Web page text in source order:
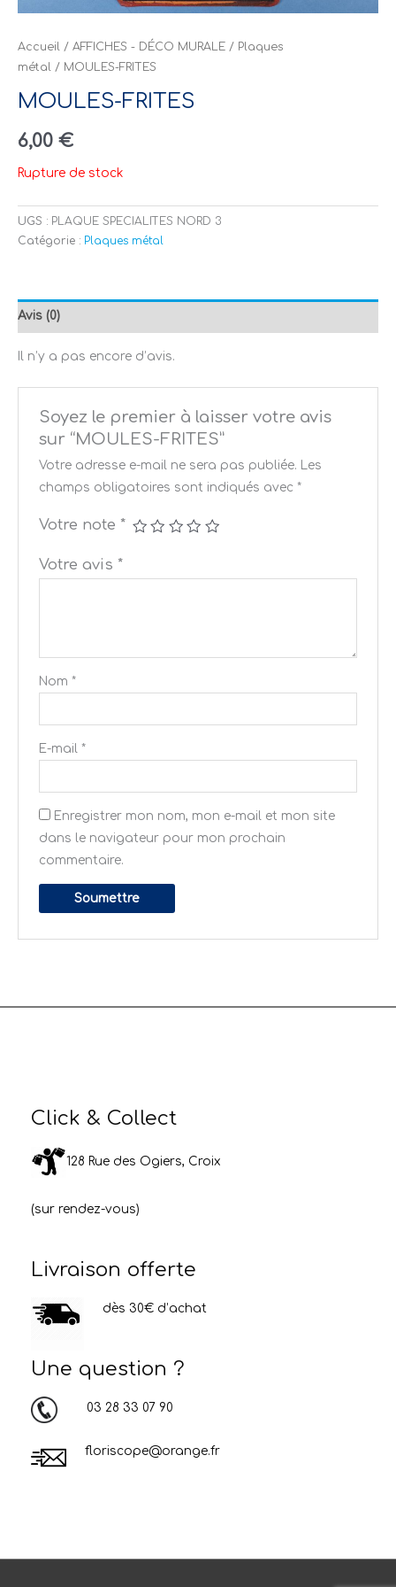
Accueil / AFFICHES - DÉCO MURALE / Plaques
métal / MOULES-FRITES
MOULES-FRITES
6,00 €
Rupture de stock
UGS : PLAQUE SPECIALITES NORD 3
Catégorie : Plaques métal
Avis (0)
Il n’y a pas encore d’avis.
Soyez le premier à laisser votre avis
sur “MOULES-FRITES”
Votre adresse e-mail ne sera pas publiée.
Les
champs obligatoires sont indiqués avec *
Votre note *
Votre avis *
Nom *
E-mail *
Enregistrer mon nom, mon e-mail et mon site
dans le navigateur pour mon prochain
commentaire.
Click & Collect
128 Rue des Ogiers, Croix
(sur rendez-vous)
Livraison offerte
dès 30€ d’achat
Une question ?
03 28 33 07 90
floriscope@orange.fr